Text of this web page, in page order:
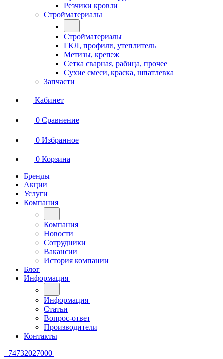
Резчики кровли
Стройматериалы
Стройматериалы
ГКЛ, профили, утеплитель
Метизы, крепеж
Сетка сварная, рабица, прочее
Сухие смеси, краска, шпатлевка
Запчасти
Кабинет
0 Сравнение
0 Избранное
0 Корзина
Бренды
Акции
Услуги
Компания
Компания
Новости
Сотрудники
Вакансии
История компании
Блог
Информация
Информация
Статьи
Вопрос-ответ
Производители
Контакты
+74732027000